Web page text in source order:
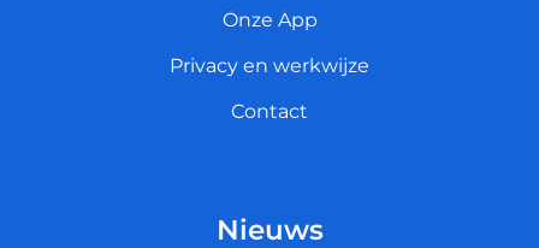
Onze App
Privacy en werkwijze
Contact
Nieuws